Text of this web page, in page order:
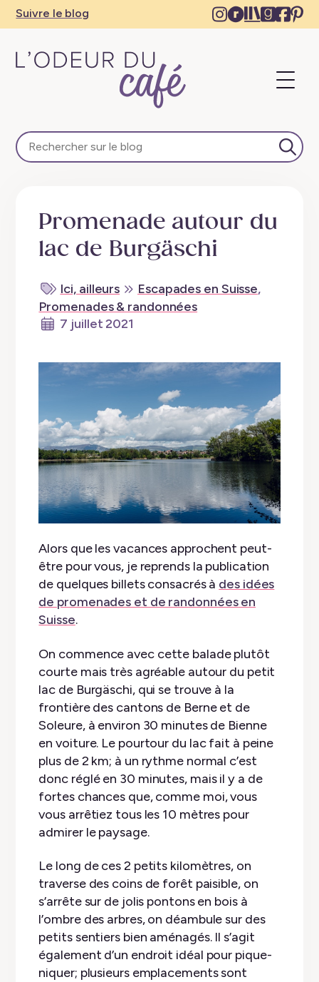
Suivre le blog
Instagram
–
Ravelry
–
The
tab
– – –
du
Café
train,
créativité,
recettes
le
Promenade autour du
lac de Burgäschi
Ici, ailleurs Escapades en Suisse,
Promenades & randonnées
7 juillet 2021
Alors que les vacances approchent peut-
être pour vous, je reprends la publication
de quelques billets consacrés à des idées
de promenades et de randonnées en
Suisse.
On commence avec cette balade plutôt
courte mais très agréable autour du petit
lac de Burgäschi, qui se trouve à la
frontière des cantons de Berne et de
Soleure, à environ 30 minutes de Bienne
en voiture. Le pourtour du lac fait à peine
plus de 2 km; à un rythme normal c’est
donc réglé en 30 minutes, mais il y a de
fortes chances que, comme moi, vous
vous arrêtiez tous les 10 mètres pour
admirer le paysage.
Le long de ces 2 petits kilomètres, on
traverse des coins de forêt paisible, on
s’arrête sur de jolis pontons en bois à
l’ombre des arbres, on déambule sur des
petits sentiers bien aménagés. Il s’agit
également d’un endroit idéal pour pique-
niquer; plusieurs emplacements sont